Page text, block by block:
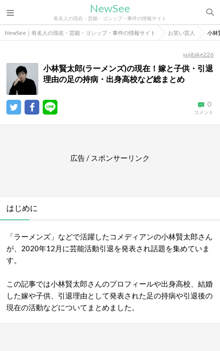
NewSee
有名人の現在・芸能・ゴシップ・事件の情報サイト
NewSee｜有名人の現在・芸能・ゴシップ・事件の情報サイト お笑い芸人 小林
yujitake226
小林賢太郎(ラーメンズ)の現在！嫁と子供・引退
理由の足の持病・出身高校など総まとめ
0
コメント
広告 / スポンサーリンク
はじめに
「ラーメンズ」などで活躍したコメディアンの小林賢太郎さん
が、2020年12月に芸能活動引退を発表され話題を集めていま
す。
この記事では小林賢太郎さんのプロフィールや出身高校、結婚
した嫁や子供、引退理由として発表された足の持病や引退後の
現在の活動などについてまとめました。